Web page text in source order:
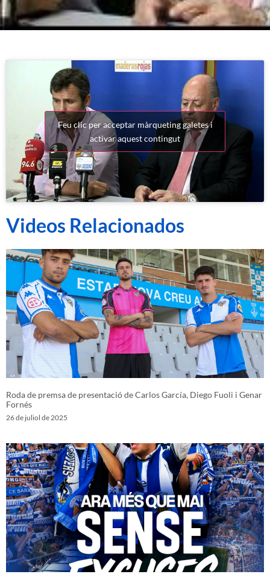
Feu clic per acceptar màrqueting galetes i
activar aquest contingut
Videos Relacionados
Roda de premsa de presentació de Carlos García, Diego Fuoli i Genar
Fornés
26 de juliol de 2025